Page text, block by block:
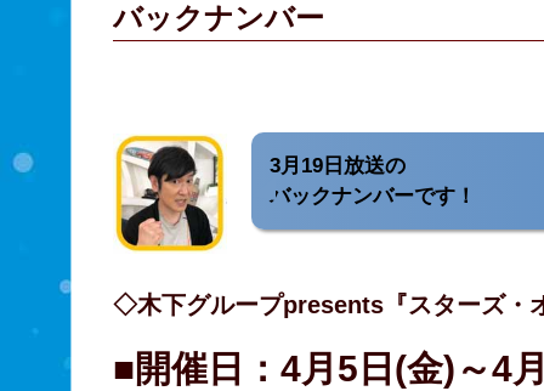
バックナンバー
3月19日放送の
バックナンバーです！
◇木下グループpresents『スターズ・
■開催日：4月5日(金)～4